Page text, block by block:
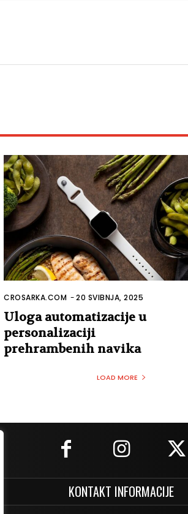
CROSARKA.COM -20 SVIBNJA, 2025
Uloga automatizacije u
personalizaciji
prehrambenih navika
LOAD MORE
KONTAKT INFORMACIJE